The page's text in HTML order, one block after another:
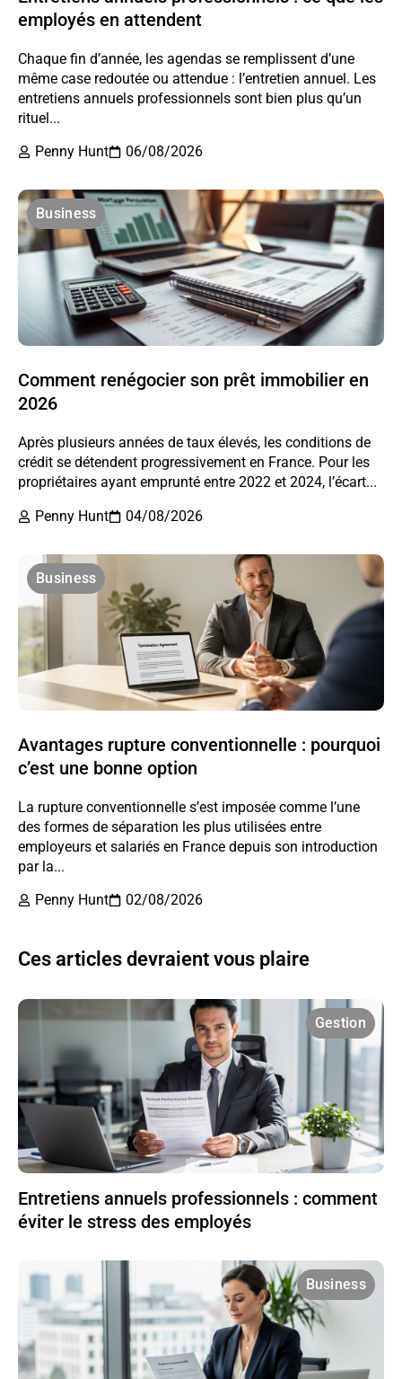
employés en attendent
Chaque fin d’année, les agendas se remplissent d’une
même case redoutée ou attendue : l’entretien annuel. Les
entretiens annuels professionnels sont bien plus qu’un
rituel...
Penny Hunt
06/08/2026
Business
Comment renégocier son prêt immobilier en
2026
Après plusieurs années de taux élevés, les conditions de
crédit se détendent progressivement en France. Pour les
propriétaires ayant emprunté entre 2022 et 2024, l’écart...
Penny Hunt
04/08/2026
Business
Avantages rupture conventionnelle : pourquoi
c’est une bonne option
La rupture conventionnelle s’est imposée comme l’une
des formes de séparation les plus utilisées entre
employeurs et salariés en France depuis son introduction
par la...
Penny Hunt
02/08/2026
Ces articles devraient vous plaire
Gestion
Entretiens annuels professionnels : comment
éviter le stress des employés
Business